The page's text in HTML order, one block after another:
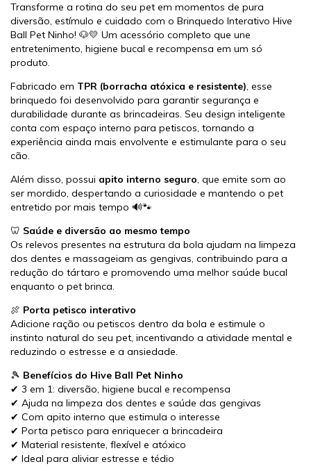
Transforme a rotina do seu pet em momentos de pura
diversão, estímulo e cuidado com o Brinquedo Interativo Hive
Ball Pet Ninho! 🐶💛 Um acessório completo que une
entretenimento, higiene bucal e recompensa em um só
produto.
Fabricado em TPR (borracha atóxica e resistente), esse
brinquedo foi desenvolvido para garantir segurança e
durabilidade durante as brincadeiras. Seu design inteligente
conta com espaço interno para petiscos, tornando a
experiência ainda mais envolvente e estimulante para o seu
cão.
Além disso, possui apito interno seguro, que emite som ao
ser mordido, despertando a curiosidade e mantendo o pet
entretido por mais tempo 🔊🐾
🦷 Saúde e diversão ao mesmo tempo
Os relevos presentes na estrutura da bola ajudam na limpeza
dos dentes e massageiam as gengivas, contribuindo para a
redução do tártaro e promovendo uma melhor saúde bucal
enquanto o pet brinca.
🍖 Porta petisco interativo
Adicione ração ou petiscos dentro da bola e estimule o
instinto natural do seu pet, incentivando a atividade mental e
reduzindo o estresse e a ansiedade.
🎾 Benefícios do Hive Ball Pet Ninho
✔ 3 em 1: diversão, higiene bucal e recompensa
✔ Ajuda na limpeza dos dentes e saúde das gengivas
✔ Com apito interno que estimula o interesse
✔ Porta petisco para enriquecer a brincadeira
✔ Material resistente, flexível e atóxico
✔ Ideal para aliviar estresse e tédio